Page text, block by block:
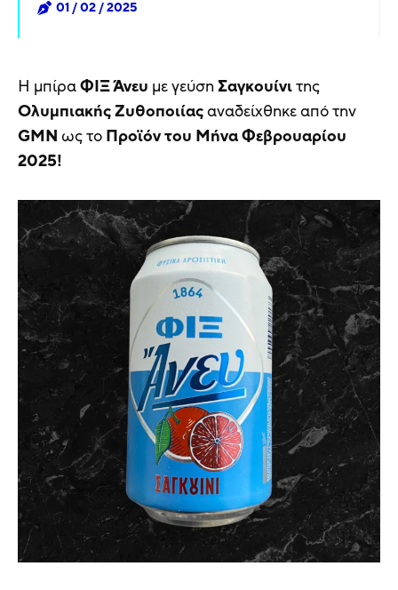
01 / 02 / 2025
Η μπίραΦΙΞ Άνευ με γεύση Σαγκουίνιτης
Ολυμπιακής Ζυθοποιίαςαναδείχθηκε από την
GMN ως το Προϊόν του Μήνα Φεβρουαρίου
2025!